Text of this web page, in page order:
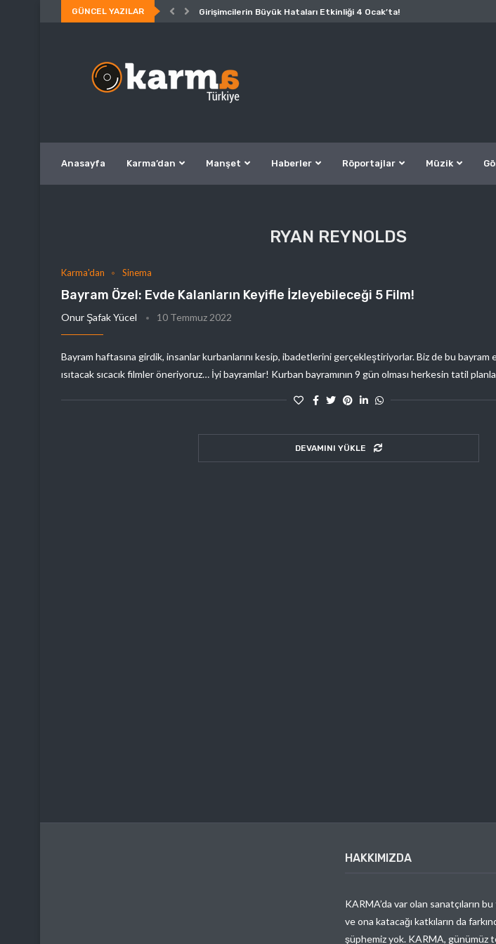
GÜNCEL YAZILAR Girişimcilerin Büyük Hataları Etkinliği 4 Ocak’ta!
Anasayfa Karma’dan Manşet Haberler Röportajlar Müzik
RYAN REYNOLDS
Karma'dan Sinema
Bayram Özel: Evde Kalanların Keyifle İzleyebileceği 5 Film!
Onur Şafak Yücel 10 Temmuz 2022
Bayram haftasına girdik, insanlar kurbanlarını kesip, ibadetlerini gerçekleştiriyorlar. Biz de bu bayram
ısıtacak sıcacık filmler öneriyoruz… İyi bayramlar! Kurban bayramının 9 gün olması herkesin tatil
DEVAMINI YÜKLE
HAKKIMIZDA
KARMA’da var olan sanatçıların
ve ona katacağı katkıların da
şüphemiz yok. KARMA, günümüz